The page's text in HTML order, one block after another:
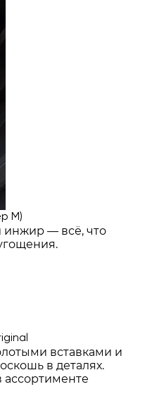
M)
инжир — всё, что
вставками и
в деталях.
ассортименте